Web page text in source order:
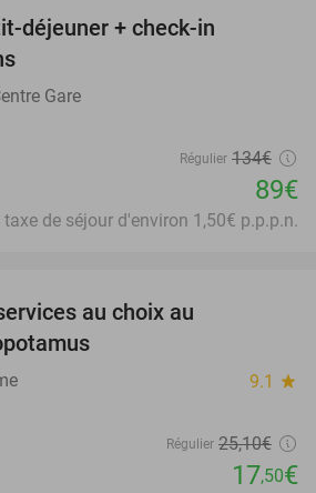
déjeuner + check-in
Gare
Régulier 134€
89€
taxe de séjour d'environ 1,50€ p.p.p.n.
au choix au
9.1 star
Régulier 25,10€
17,50€